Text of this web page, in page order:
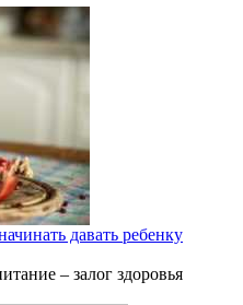
давать ребенку
– залог здоровья